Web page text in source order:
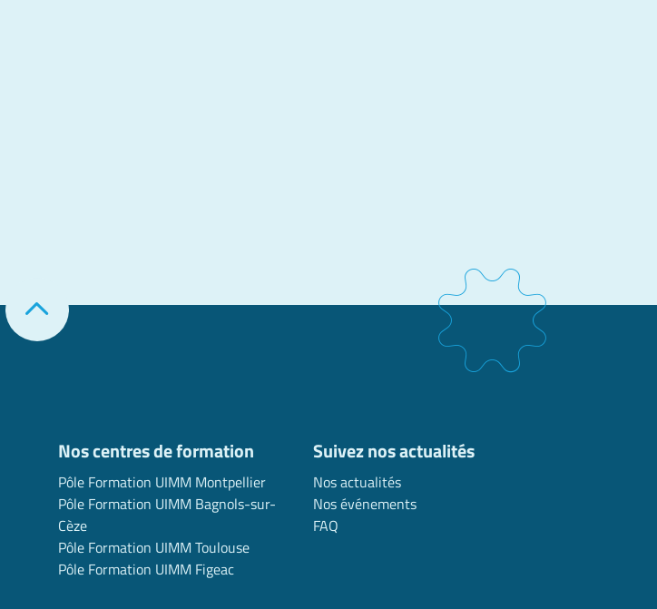
Nos centres de formation
Pôle Formation UIMM Montpellier
Pôle Formation UIMM Bagnols-sur-
Cèze
Pôle Formation UIMM Toulouse
Pôle Formation UIMM Figeac
Suivez nos actualités
Nos actualités
Nos événements
FAQ